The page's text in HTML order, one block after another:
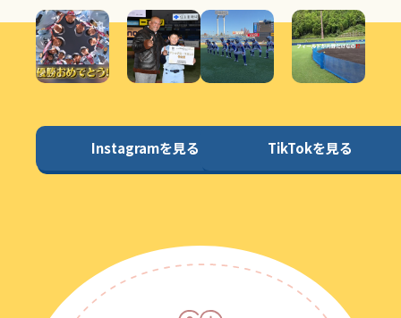
Instagramを見る TikTokを見る